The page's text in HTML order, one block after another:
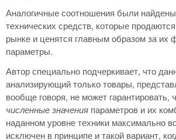
Аналогичные соотношения были
технических средств, которые
рынке и ценятся главным образом за их
параметры.
Автор специально подчеркивает, что
анализирующий только товары,
вообще говоря, не может гарантировать,
численные значения параметров и их
наданном уровне техники максимально
исключен в принципе и такой вариант,